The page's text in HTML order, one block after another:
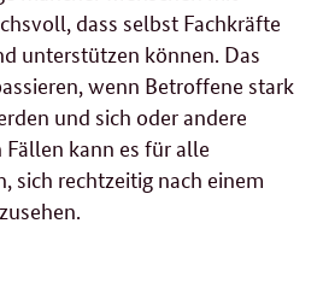
dass selbst Fachkräfte
unterstützen können. Das
wenn Betroffene stark
und sich oder andere
kann es für alle
sich rechtzeitig nach einem